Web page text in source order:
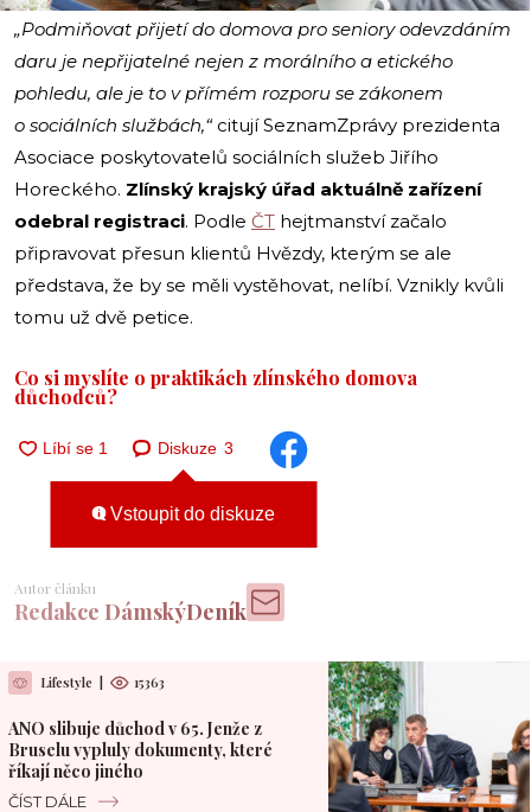
„Podmiňovat přijetí do domova pro seniory odevzdáním
daru je nepřijatelné nejen z morálního a etického
pohledu, ale je to v přímém rozporu se zákonem
o sociálních službách,“citují SeznamZprávy prezidenta
Asociace poskytovatelů sociálních služeb Jiřího
Horeckého. Zlínský krajský úřad aktuálně zařízení
odebral registraci. Podle ČT hejtmanství začalo
připravovat přesun klientů Hvězdy, kterým se ale
představa, že by se měli vystěhovat, nelíbí. Vznikly kvůli
tomu už dvě petice.
Co si myslíte o praktikách zlínského domova
důchodců?
Diskuze 3
Vstoupit do diskuze
Autor článku
Redakce DámskýDeník
Lifestyle 15363
ANO slibuje důchod v 65. Jenže z
Bruselu vypluly dokumenty, které
říkají něco jiného
ČÍST DÁLE